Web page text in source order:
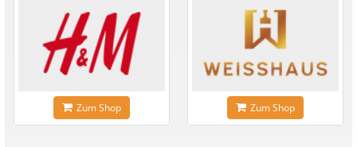
Zum Shop Zum Shop